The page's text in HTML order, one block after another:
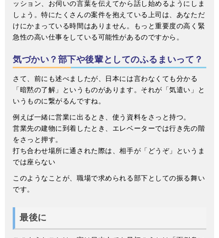
ッション、お伺いの言葉を伝えてから話し始めるようにしま
しょう。特にたくさんの案件を抱えている上司は、あなただ
けにかまっている時間はありません。もっと重要度の高く緊
急性の高い仕事をしている可能性があるのですから。
気づかい？部下や後輩としてのふるまいって？
さて、前にも述べましたが、日本には言わなくても分かる
「暗黙の了解」というものがあります。それが「気遣い」と
いうものに繋がるんですね。
例えば一緒に営業に出るとき、使う資料をさっと持つ。
営業先の建物に到着したとき、エレベーターでは行き先の階
をさっと押す。
打ち合わせ場所に通された際は、相手が「どうぞ」というま
では座らない
このようなことが、職場で求められる部下としての振る舞い
です。
最後に